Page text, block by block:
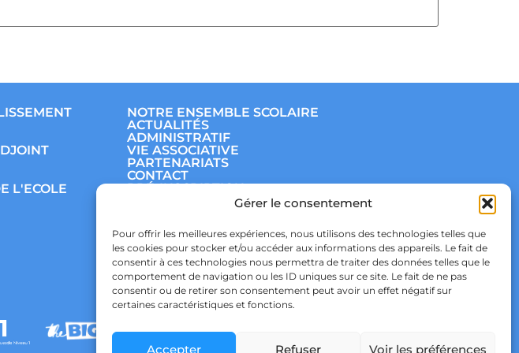
Gérer le consentement
Pour offrir les meilleures expériences, nous utilisons des technologies telles que
les cookies pour stocker et/ou accéder aux informations des appareils. Le fait de
consentir à ces technologies nous permettra de traiter des données telles que le
comportement de navigation ou les ID uniques sur ce site. Le fait de ne pas
consentir ou de retirer son consentement peut avoir un effet négatif sur
certaines caractéristiques et fonctions.
Accepter Refuser Voir les préférences
L'ECOLE
NOTRE ENSEMBLE SCOLAIRE
ACTUALITÉS
ADMINISTRATIF
VIE ASSOCIATIVE
PARTENARIATS
CONTACT
PRÉ-INSCRIPTION
POLITIQUE DE
CONFIDENTIALITÉ & RGPD
POLITIQUE DE COOKIES